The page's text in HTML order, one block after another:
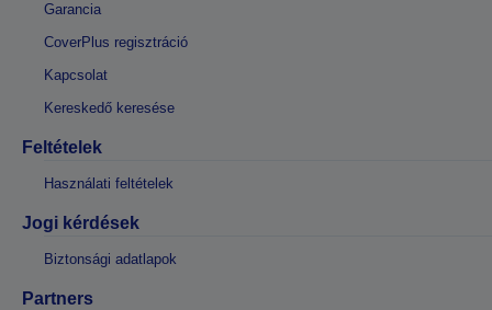
Garancia
CoverPlus regisztráció
Kapcsolat
Kereskedő keresése
Feltételek
Használati feltételek
Jogi kérdések
Biztonsági adatlapok
Partners